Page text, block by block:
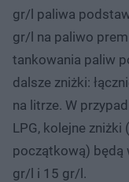
gr/l paliwa
gr/l na paliwo
tankowania paliw
dalsze zniżki:
na litrze. W
LPG, kolejne zniżki
początkową) będą
gr/l i 15 gr/l.